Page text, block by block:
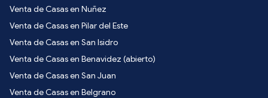
Venta de Casas en Nuñez
Venta de Casas en Pilar del Este
Venta de Casas en San Isidro
Venta de Casas en Benavidez (abierto)
Venta de Casas en San Juan
Venta de Casas en Belgrano